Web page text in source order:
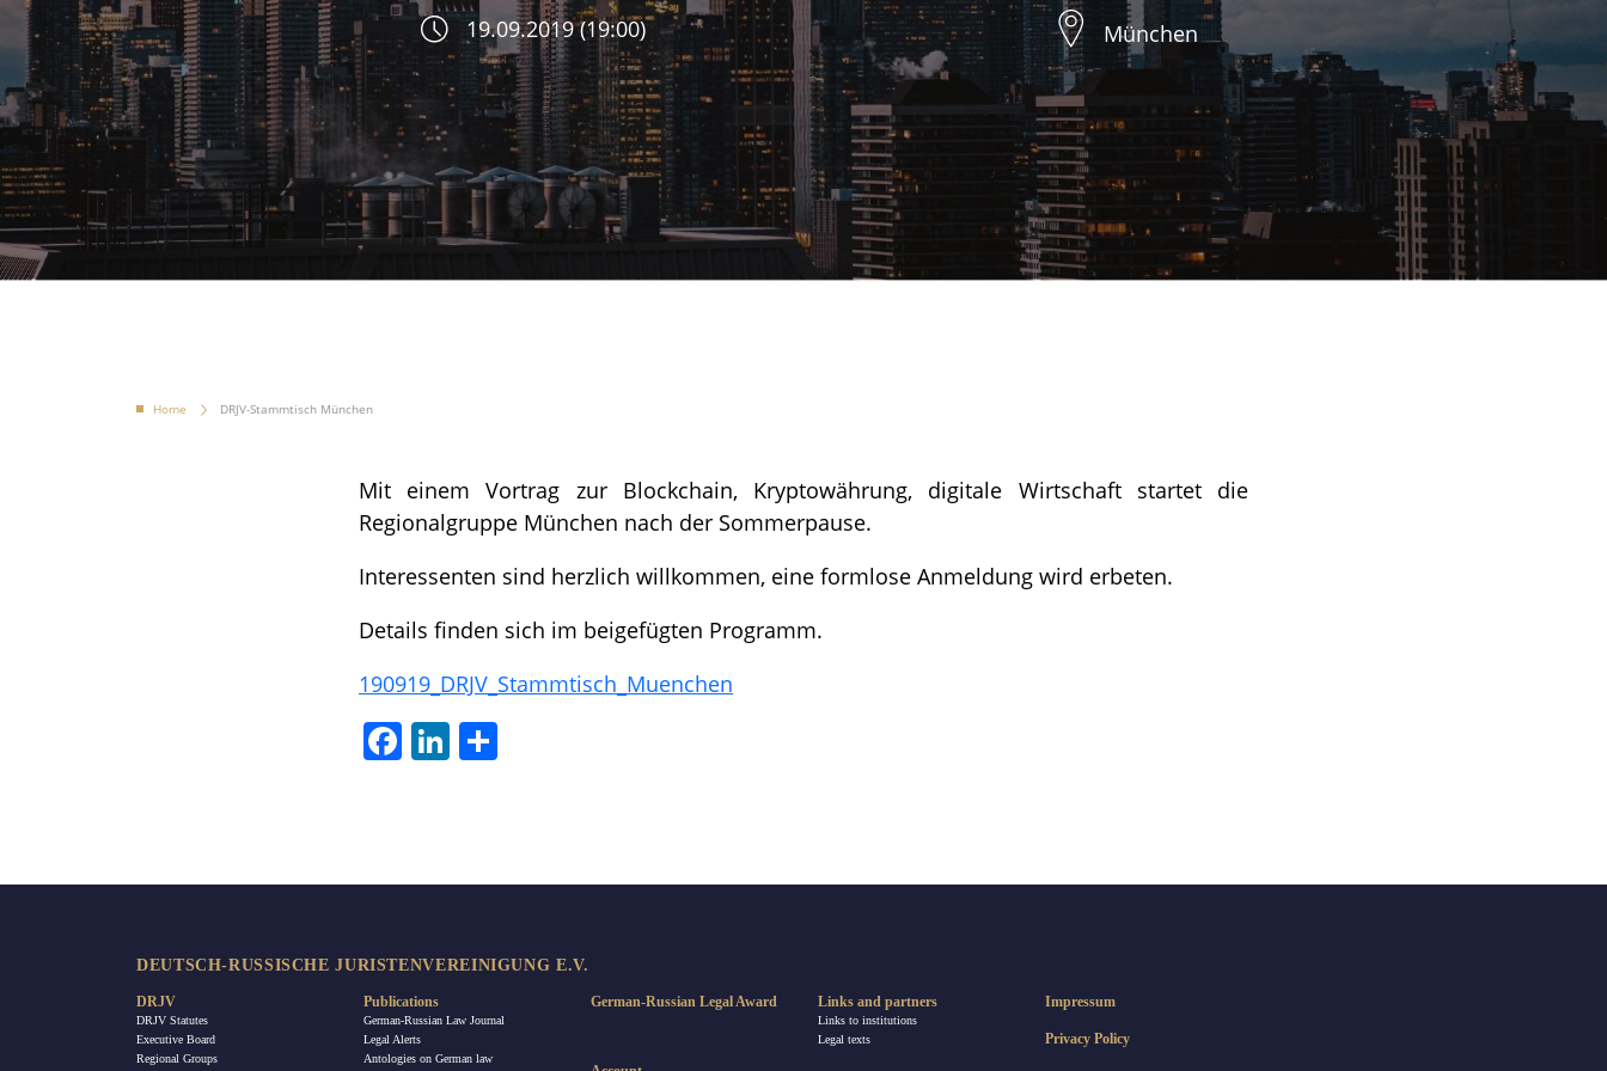
19.09.2019 (19:00) München
Home DRJV-Stammtisch München
Mit einem Vortrag zur Blockchain, Kryptowährung, digitale Wirtschaft startet die
Regionalgruppe München nach der Sommerpause.
Interessenten sind herzlich willkommen, eine formlose Anmeldung wird erbeten.
Details finden sich im beigefügten Programm.
190919_DRJV_Stammtisch_Muenchen
FacebookLinkedIn
DEUTSCH-RUSSISCHE JURISTENVEREINIGUNG E.V.
DRJV
DRJV Statutes
Executive Board
Regional Groups
Publications
German-Russian Law Journal
Legal Alerts
Antologies on German law
German-Russian Legal Award Links and partners
Links to institutions
Legal texts
Impressum
Privacy Policy